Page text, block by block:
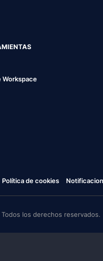
Workspace
Política de cookies
los derechos reservados.